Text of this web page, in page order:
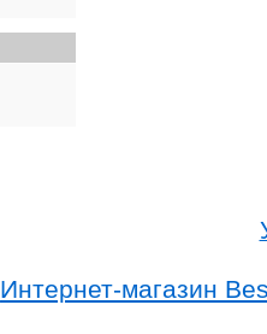
Интернет-магазин